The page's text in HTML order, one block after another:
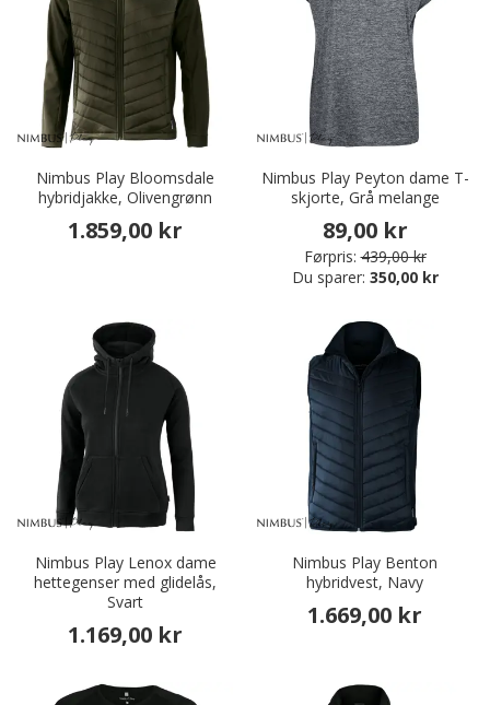
Nimbus Play Bloomsdale
hybridjakke, Olivengrønn
1.859,00 kr
Nimbus Play Peyton dame T-
skjorte, Grå melange
89,00 kr
Førpris: 439,00 kr
Du sparer: 350,00 kr
Nimbus Play Lenox dame
hettegenser med glidelås,
Svart
1.169,00 kr
Nimbus Play Benton
hybridvest, Navy
1.669,00 kr